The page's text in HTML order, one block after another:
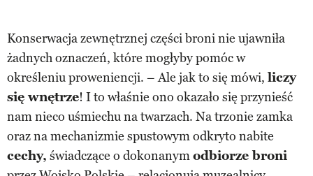
Konserwacja zewnętrznej części broni nie ujawniła
żadnych oznaczeń, które mogłyby pomóc w
określeniu proweniencji. – Ale jak to się mówi, liczy
się wnętrze! I to właśnie ono okazało się przynieść
nam nieco uśmiechu na twarzach. Na trzonie zamka
oraz na mechanizmie spustowym odkryto nabite
cechy, świadczące o dokonanymodbiorze broni